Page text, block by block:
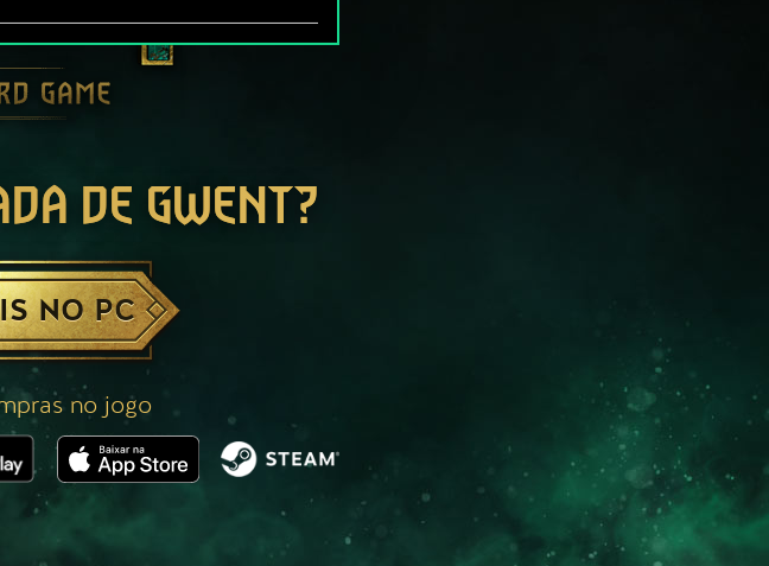
DE GWENT?
NO PC
no jogo